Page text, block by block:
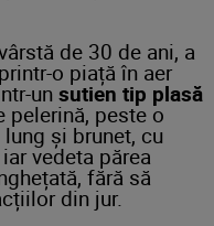
de 30 de ani, a
o piață în aer
un sutien tip plasă
peste o
și brunet, cu
vedeta părea
fără să
din jur.